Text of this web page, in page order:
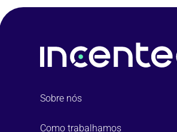
Sobre nós
Como trabalhamos